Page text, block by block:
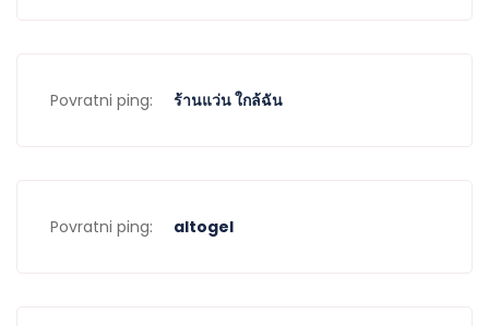
Povratni ping: ร้านแว่น ใกล้ฉัน
Povratni ping: altogel